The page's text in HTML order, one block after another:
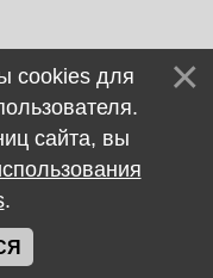
cookies для
сайта, вы
.